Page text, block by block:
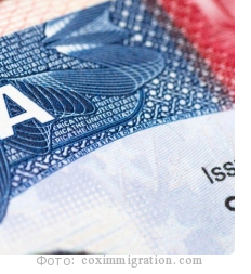
Фото: coximmigration.com